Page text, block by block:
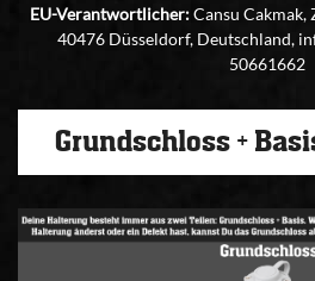
EU-Verantwortlicher:Cansu Cakmak,
40476 Düsseldorf, Deutschland,
50661662
Grundschloss +